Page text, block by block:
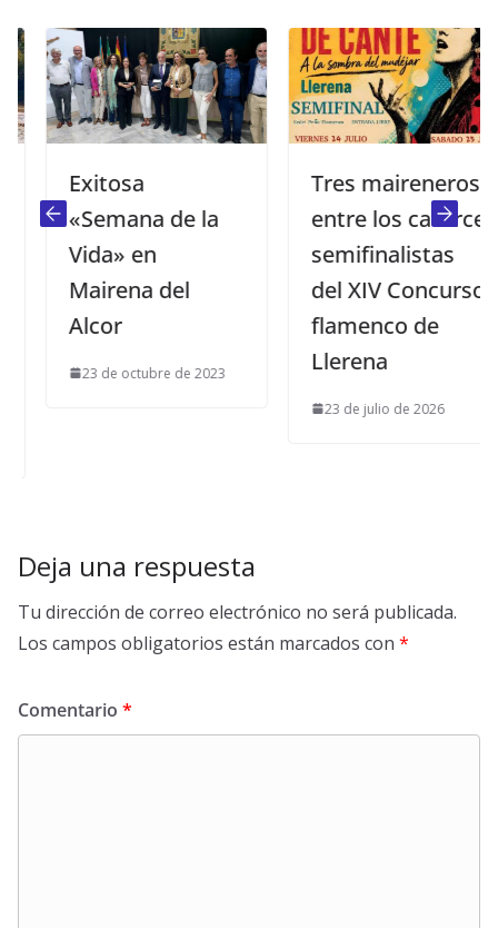
Exitosa
«Semana de la
Vida» en
Mairena del
Alcor
23 de octubre de 2023
Tres maireneros
entre los catorce
semifinalistas
del XIV Concurso
flamenco de
Llerena
23 de julio de 2026
Deja una respuesta
Tu dirección de correo electrónico no será publicada.
Los campos obligatorios están marcados con *
Comentario *